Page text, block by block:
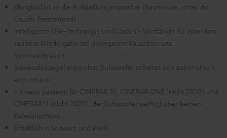
Klangbild ist an die Aufstellung anpassbar (Raumecke, unter der
Couch, freistehend)
Intelligente DSP-Technolgie und Class-D-Verstärker für eine klare,
saubere Wiedergabe bei geringstem Rauschen und
Stromverbrauch
Subwooferpegel anpassbar, Subwoofer schaltet sich automatisch
ein und aus
Hinweis: passend für CINEBAR 22, CINEBAR ONE (nicht 2020) und
CINEBAR 11 (nicht 2020), der Subwoofer verfügt über keinen
Kabelanschluss
Erhältlich in Schwarz und Weiß